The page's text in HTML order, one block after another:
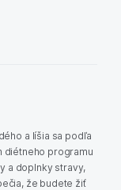
a líšia sa podľa
diétneho programu
a doplnky stravy,
že budete žiť